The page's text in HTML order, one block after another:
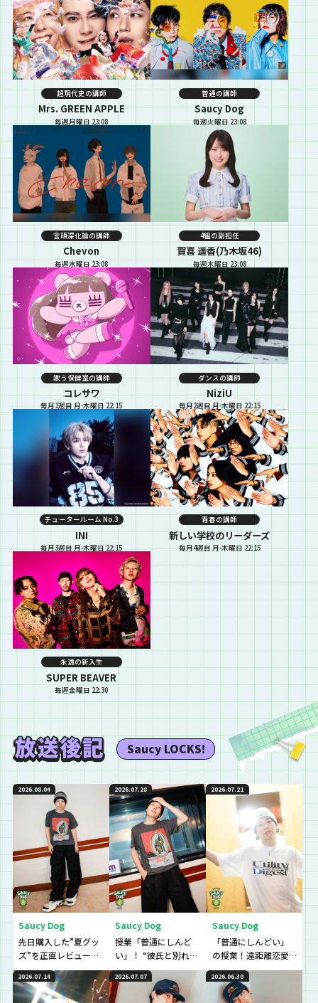
超現代史の講師
Mrs. GREEN APPLE
毎週月曜日 23:08
普通の講師
Saucy Dog
毎週火曜日 23:08
言語深化論の講師
Chevon
毎週水曜日 23:08
4組の副担任
賀喜 遥香(乃木坂46)
毎週木曜日 23:08
歌う保健室の講師
コレサワ
毎月1週目 月-木曜日 22:15
ダンスの講師
NiziU
毎月2週目 月-木曜日 22:15
チュータールーム No.3
INI
毎月3週目 月-木曜日 22:15
青春の講師
新しい学校のリーダーズ
毎月4週目 月-木曜日 22:15
永遠の新入生
SUPER BEAVER
毎週金曜日 22:30
Saucy LOCKS!
2026.08.04
Saucy Dog
先日購入した”夏グッ
ズ”を正直レビューし
ていきました！
2026.07.28
Saucy Dog
授業「普通にしんど
い」！ “彼氏と別れる
か悩んでいてしんど
い”という生徒に逆電
2026.07.21
Saucy Dog
「普通にしんどい」
の授業！遠距離恋愛
でモヤモヤしていて、
しんどい…という生徒
のに逆電
2026.07.14 2026.07.07 2026.06.30